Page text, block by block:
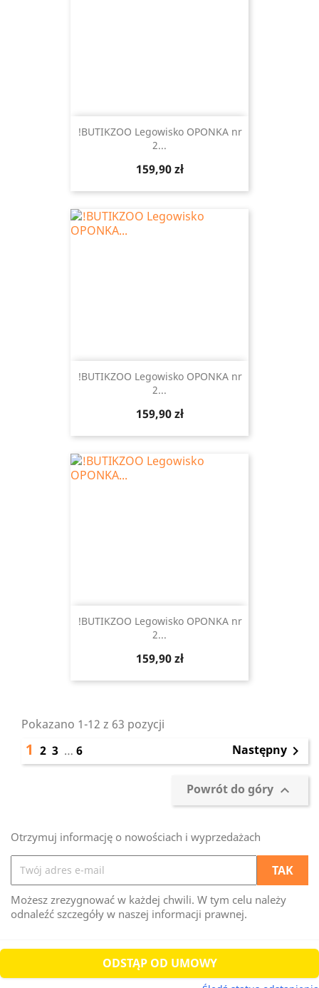
!BUTIKZOO Legowisko OPONKA nr
2...
Cena
159,90 zł
!BUTIKZOO Legowisko OPONKA nr
2...
Cena
159,90 zł
!BUTIKZOO Legowisko OPONKA nr
2...
Cena
159,90 zł
Pokazano 1-12 z 63 pozycji
1 2 3 … 6 Następny 
Powrót do góry 
Otrzymuj informację o nowościach i wyprzedażach
Możesz zrezygnować w każdej chwili. W tym celu należy
odnaleźć szczegóły w naszej informacji prawnej.
ODSTĄP OD UMOWY